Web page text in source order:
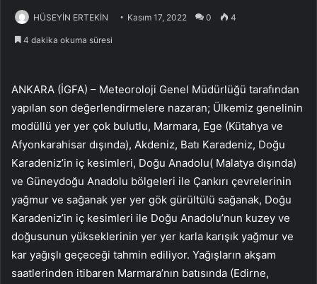
HÜSEYİN ERTEKİN Kasım 17, 2022 0 4
4 dakika okuma süresi
ANKARA (İGFA) – Meteoroloji Genel Müdürlüğü tarafından
yapılan son değerlendirmelere nazaran; Ülkemiz genelinin
modüllü yer yer çok bulutlu, Marmara, Ege (Kütahya ve
Afyonkarahisar dışında), Akdeniz, Batı Karadeniz, Doğu
Karadeniz’in iç kesimleri, Doğu Anadolu( Malatya dışında)
ve Güneydoğu Anadolu bölgeleri ile Çankırı çevrelerinin
yağmur ve sağanak yer yer gök gürültülü sağanak, Doğu
Karadeniz’in iç kesimleri ile Doğu Anadolu’nun kuzey ve
doğusunun yükseklerinin yer yer karla karışık yağmur ve
kar yağışlı geçeceği tahmin ediliyor. Yağışların akşam
saatlerinden itibaren Marmara’nın batısında (Edirne,